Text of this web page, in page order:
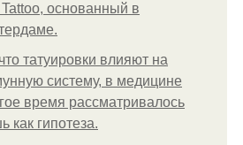
основанный в
татуировки влияют на
систему, в медицине
время рассматривалось
как гипотеза.